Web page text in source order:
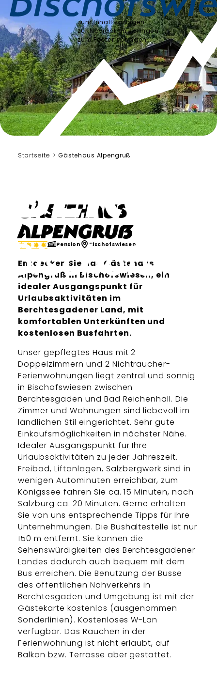
zum Inhalt springen
zur Navigation springen
zum Footer springen
Startseite Gästehaus Alpengruß
Gästehaus
Alpengruß
Pension Bischofswiesen
Entdecken Sie das Gästehaus
Alpengruß in Bischofswiesen, ein
idealer Ausgangspunkt für
Urlaubsaktivitäten im
Berchtesgadener Land, mit
komfortablen Unterkünften und
kostenlosen Busfahrten.
Unser gepflegtes Haus mit 2
Doppelzimmern und 2 Nichtraucher-
Ferienwohnungen liegt zentral und sonnig
in Bischofswiesen zwischen
Berchtesgaden und Bad Reichenhall. Die
Zimmer und Wohnungen sind liebevoll im
ländlichen Stil eingerichtet. Sehr gute
Einkaufsmöglichkeiten in nächster Nähe.
Idealer Ausgangspunkt für Ihre
Urlaubsaktivitäten zu jeder Jahreszeit.
Freibad, Liftanlagen, Salzbergwerk sind in
wenigen Autominuten erreichbar, zum
Königssee fahren Sie ca. 15 Minuten, nach
Salzburg ca. 20 Minuten. Gerne erhalten
Sie von uns entsprechende Tipps für Ihre
Unternehmungen. Die Bushaltestelle ist nur
150 m entfernt. Sie können die
Sehenswürdigkeiten des Berchtesgadener
Landes dadurch auch bequem mit dem
Bus erreichen. Die Benutzung der Busse
des öffentlichen Nahverkehrs in
Berchtesgaden und Umgebung ist mit der
Gästekarte kostenlos (ausgenommen
Sonderlinien). Kostenloses W-Lan
verfügbar. Das Rauchen in der
Ferienwohnung ist nicht erlaubt, auf
Balkon bzw. Terrasse aber gestattet.